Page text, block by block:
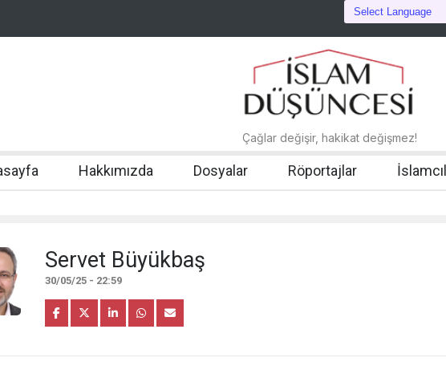
Çağlar değişir, hakikat değişmez!
Hakkımızda Dosyalar Röportajlar
Servet Büyükbaş
30/05/25 - 22:59